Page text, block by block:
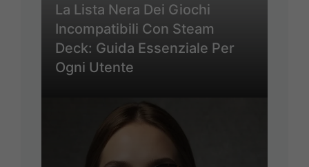
La Lista Nera Dei Giochi
Incompatibili Con Steam
Deck: Guida Essenziale Per
Ogni Utente